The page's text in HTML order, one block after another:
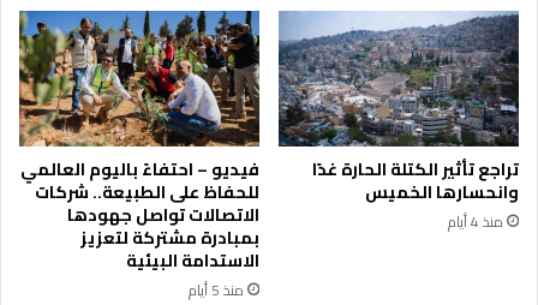
ب
ذ
ب
ح
ا
ل
أ
ض
ا
ح
تراجع تأثير الكتلة الحارة غدًا
وانحسارها الخميس
منذ 4 أيام
فيديو – احتفاءً باليوم العالمي
للحفاظ على الطبيعة.. شركات
الاتصالات تواصل جهودها
بمبادرة مشتركة لتعزيز
الاستدامة البيئية
منذ 5 أيام